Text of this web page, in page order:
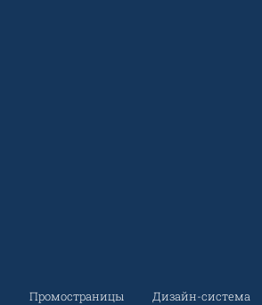
Промостраницы Дизайн-система